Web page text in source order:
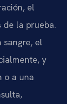
el
la prueba.
el
y
o a una